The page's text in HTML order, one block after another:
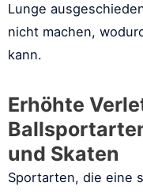
Lunge
nicht machen,
kann.
Erhöhte
und Skaten
Sportarten, die eine